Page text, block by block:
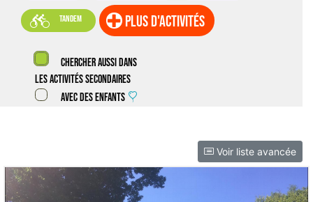
 tandem plus d'activités
Chercher aussi dans
les activités secondaires
Avec des enfants
Voir liste avancée